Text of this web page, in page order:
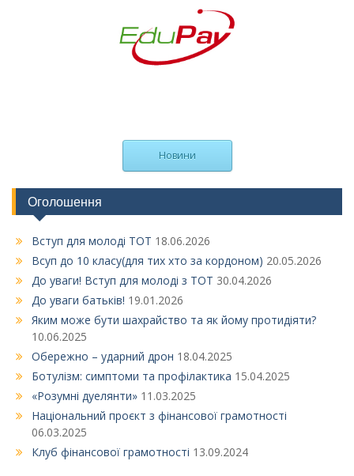
Новини
Оголошення
Вступ для молоді ТОТ 18.06.2026
Всуп до 10 класу(для тих хто за кордоном) 20.05.2026
До уваги! Вступ для молоді з ТОТ 30.04.2026
До уваги батьків! 19.01.2026
Яким може бути шахрайство та як йому протидіяти?
10.06.2025
Обережно – ударний дрон 18.04.2025
Ботулізм: симптоми та профілактика 15.04.2025
«Розумні дуелянти» 11.03.2025
Національний проєкт з фінансової грамотності
06.03.2025
Клуб фінансової грамотності 13.09.2024